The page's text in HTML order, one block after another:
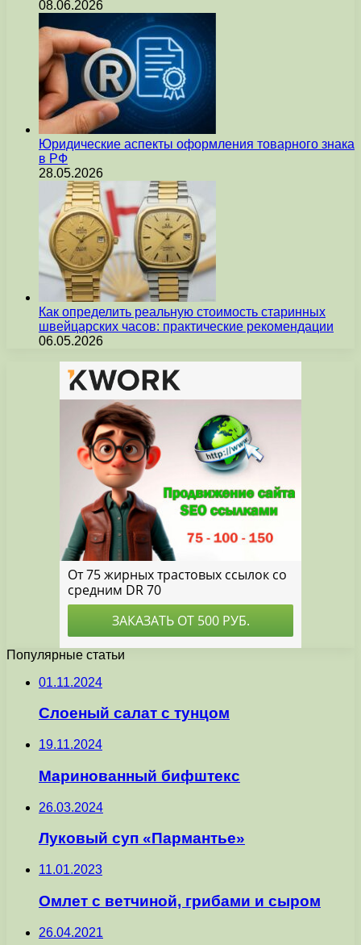
08.06.2026
Юридические аспекты оформления товарного знака
в РФ
28.05.2026
Как определить реальную стоимость старинных
швейцарских часов: практические рекомендации
06.05.2026
Популярные статьи
01.11.2024
Слоеный салат с тунцом
19.11.2024
Маринованный бифштекс
26.03.2024
Луковый суп «Пармантье»
11.01.2023
Омлет с ветчиной, грибами и сыром
26.04.2021